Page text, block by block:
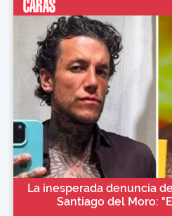
La inesperada denuncia
Santiago del Moro: